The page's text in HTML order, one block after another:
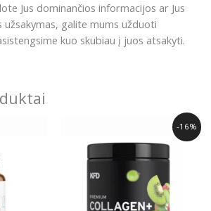
Jus dominančios informacijos ar Jus
užsakymas, galite mums užduoti
kuo skubiau į juos atsakyti.
-16%
was:
19.00€.
Current
price
is:
15.89€.